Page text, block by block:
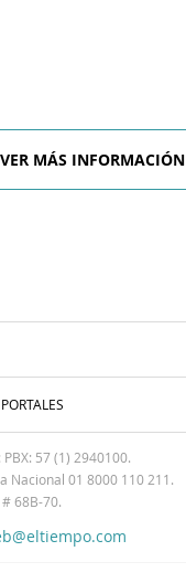
VER MÁS INFORMACIÓN
57 (1) 2940100.
Nacional 01 8000 110 211.
68B-70.